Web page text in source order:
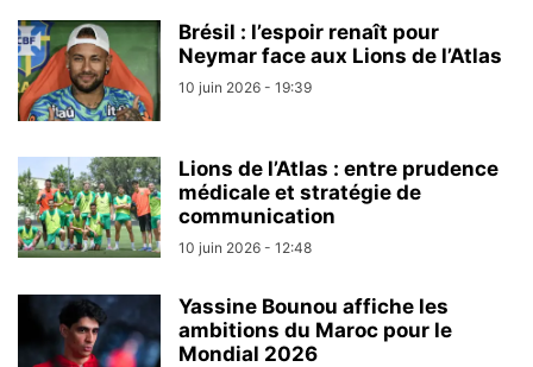
Brésil : l’espoir renaît pour
Neymar face aux Lions de l’Atlas
10 juin 2026 - 19:39
Lions de l’Atlas : entre prudence
médicale et stratégie de
communication
10 juin 2026 - 12:48
Yassine Bounou affiche les
ambitions du Maroc pour le
Mondial 2026